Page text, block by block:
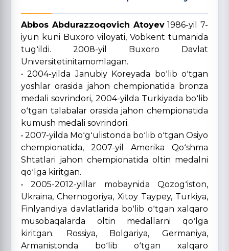
Abbos Abdurazzoqovich Atoyev1986-yil 7-
iyun kuni Buxoro viloyati, Vobkent tumanida
tugʻildi. 2008-yil Buxoro Davlat
Universitetinitamomlagan.
• 2004-yilda Janubiy Koreyada boʻlib oʻtgan
yoshlar orasida jahon chempionatida bronza
medali sovrindori, 2004-yilda Turkiyada boʻlib
oʻtgan talabalar orasida jahon chempionatida
kumush medali sovrindori.
• 2007-yilda Moʻgʻulistonda boʻlib oʻtgan Osiyo
chempionatida, 2007-yil Amerika Qoʻshma
Shtatlari jahon chempionatida oltin medalni
qoʻlga kiritgan.
• 2005-2012-yillar mobaynida Qozogʻiston,
Ukraina, Chernogoriya, Xitoy Taypey, Turkiya,
Finlyandiya davlatlarida boʻlib oʻtgan xalqaro
musobaqalarda oltin medallarni qoʻlga
kiritgan. Rossiya, Bolgariya, Germaniya,
Armanistonda boʻlib oʻtgan xalqaro